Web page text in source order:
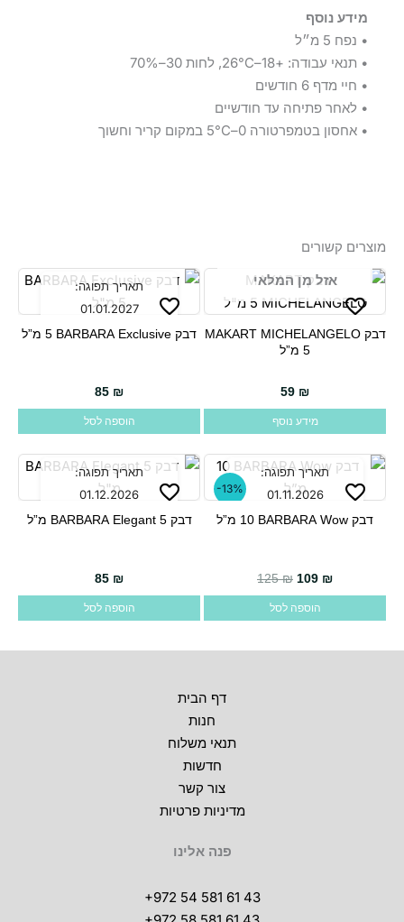
מידע נוסף
• נפח 5 מ״ל
• תנאי עבודה: +18–26°C, לחות 30–70%
• חיי מדף 6 חודשים
• לאחר פתיחה עד חודשיים
• אחסון בטמפרטורה 0–5°C במקום קריר וחשוך
מוצרים קשורים
אזל מן המלאי
דבק MAKART MICHELANGELO
59 ₪
מידע נוסף
תאריך תפוגה:
01.01.2027
דבק BARBARA Exclusive ‏5 מ”ל
85 ₪
הוספה לסל
-13%
תאריך תפוגה:
01.11.2026
דבק BARBARA Wow ‏10 מ”ל
125₪ 109 ₪
הוספה לסל
תאריך תפוגה:
01.12.2026
דבק BARBARA Elegant 5 מ”ל
85 ₪
הוספה לסל
דף הבית
חנות
תנאי משלוח
חדשות
צור קשר
מדיניות פרטיות
פנה אלינו
+972 54 581 61 43